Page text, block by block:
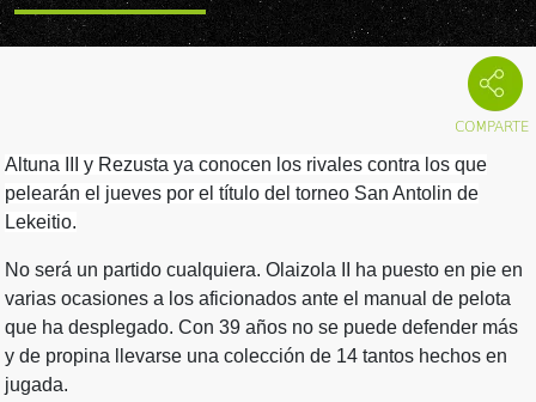
Altuna III y Rezusta ya conocen los rivales contra los que
pelearán el jueves por el título del torneo San Antolin de
Lekeitio.
No será un partido cualquiera. Olaizola II ha puesto en pie en
varias ocasiones a los aficionados ante el manual de pelota
que ha desplegado. Con 39 años no se puede defender más
y de propina llevarse una colección de 14 tantos hechos en
jugada.